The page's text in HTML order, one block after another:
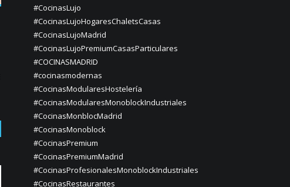
#CocinasLujo
#CocinasLujoHogaresChaletsCasas
#CocinasLujoMadrid
#CocinasLujoPremiumCasasParticulares
#COCINASMADRID
#cocinasmodernas
#CocinasModularesHostelería
#CocinasModularesMonoblockIndustriales
#CocinasMonblocMadrid
#CocinasMonoblock
#CocinasPremium
#CocinasPremiumMadrid
#CocinasProfesionalesMonoblockIndustriales
#CocinasRestaurantes